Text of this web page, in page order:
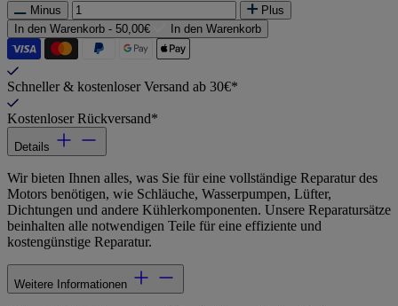
Minus
Plus
In den Warenkorb - 50,00€ In den Warenkorb
Schneller & kostenloser Versand ab 30€*
Kostenloser Rückversand*
Details
Wir bieten Ihnen alles, was Sie für eine vollständige Reparatur des
Motors benötigen, wie Schläuche, Wasserpumpen, Lüfter,
Dichtungen und andere Kühlerkomponenten. Unsere Reparatursätze
beinhalten alle notwendigen Teile für eine effiziente und
kostengünstige Reparatur.
Weitere Informationen